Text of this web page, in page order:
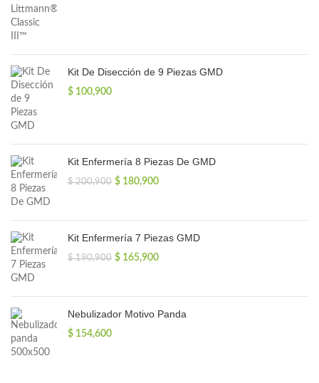
Kit De Disección de 9 Piezas GMD
$ 100,900
Kit Enfermería 8 Piezas De GMD
$200,900 El
era:
$ 200,900.
$ 180,900El
es:
$ 180,900.
Kit Enfermería 7 Piezas GMD
$190,900 El
era:
$ 190,900.
$ 165,900El
es:
$ 165,900.
Nebulizador Motivo Panda
$ 154,600